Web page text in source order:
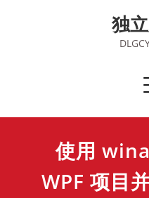
独
使用
WPF 项目